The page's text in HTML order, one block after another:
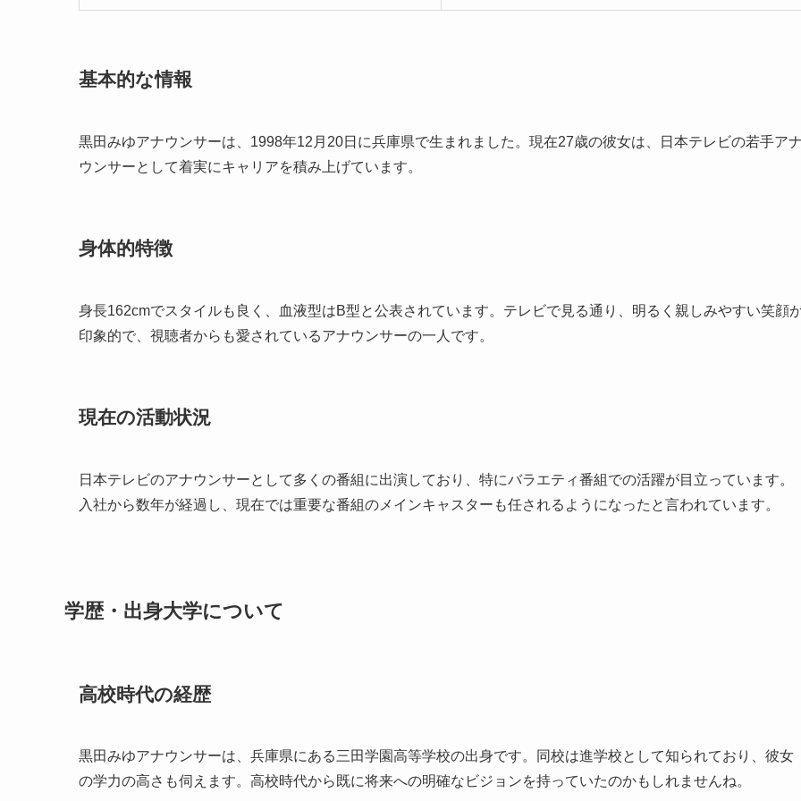
基本的な情報
黒田みゆアナウンサーは、1998年12月20日に兵庫県で生まれました。現在27歳の彼女は、日本テレビの若手ア
ウンサーとして着実にキャリアを積み上げています。
身体的特徴
身長162cmでスタイルも良く、血液型はB型と公表されています。テレビで見る通り、明るく親しみやすい笑顔
印象的で、視聴者からも愛されているアナウンサーの一人です。
現在の活動状況
日本テレビのアナウンサーとして多くの番組に出演しており、特にバラエティ番組での活躍が目立っています。
入社から数年が経過し、現在では重要な番組のメインキャスターも任されるようになったと言われています。
学歴・出身大学について
高校時代の経歴
黒田みゆアナウンサーは、兵庫県にある三田学園高等学校の出身です。同校は進学校として知られており、彼女
の学力の高さも伺えます。高校時代から既に将来への明確なビジョンを持っていたのかもしれませんね。